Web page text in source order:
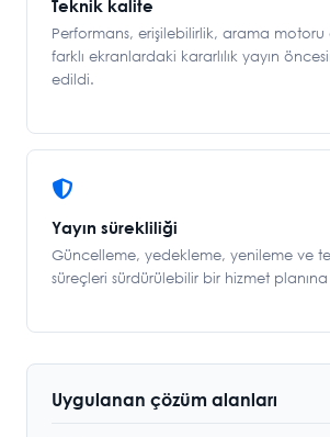
Teknik kalite
Performans, erişilebilirlik, arama
farklı ekranlardaki kararlılık yayın
edildi.
Yayın sürekliliği
Güncelleme, yedekleme, yenileme ve
süreçleri sürdürülebilir bir hizmet
Uygulanan çözüm alanları